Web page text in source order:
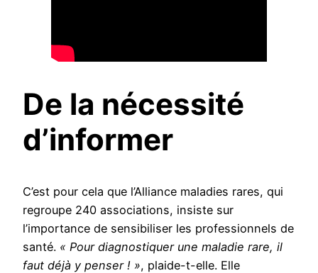
De la nécessité
d’informer
C’est pour cela que l’Alliance maladies rares, qui
regroupe 240 associations, insiste sur
l’importance de sensibiliser les professionnels de
santé. « Pour diagnostiquer une maladie rare, il
faut déjà y penser ! », plaide-t-elle. Elle